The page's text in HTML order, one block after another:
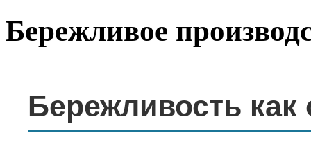
Бережливое
Бережливость как